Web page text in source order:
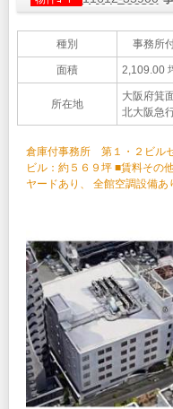
種別 事務所
面積 2,109.00
所在地
大阪府箕
北大阪急
倉庫付事務所 第１・２ビル
ビル：約５６９坪 ■賃料その
ヤードあり、 全館空調設備